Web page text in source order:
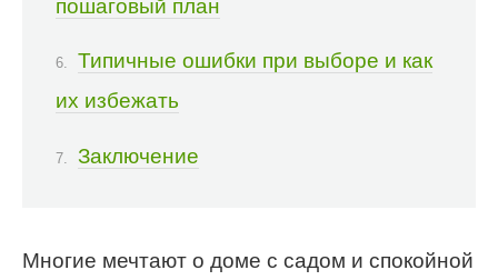
пошаговый план
Типичные ошибки при выборе и как
их избежать
Заключение
Многие мечтают о доме с садом и спокойной